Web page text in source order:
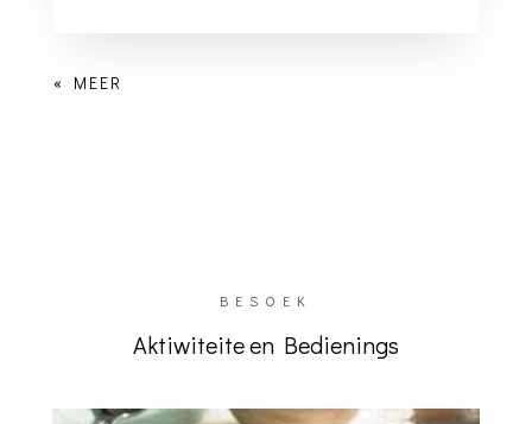
BESOEK
Aktiwiteite en Bedienings